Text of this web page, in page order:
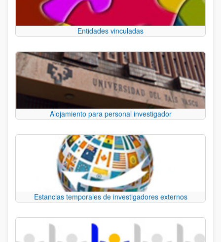
Entidades vinculadas
Alojamiento para personal investigador
Estancias temporales de investigadores externos